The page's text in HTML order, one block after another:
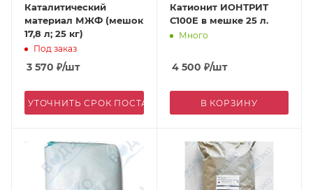
Каталитический
материал МЖФ (мешок
17,8 л; 25 кг)
Под заказ
3 570 ₽/шт
УТОЧНИТЬ СРОК ПОСТАВКИ
Катионит ИОНТРИТ
С100E в мешке 25 л.
Много
4 500 ₽/шт
В КОРЗИНУ